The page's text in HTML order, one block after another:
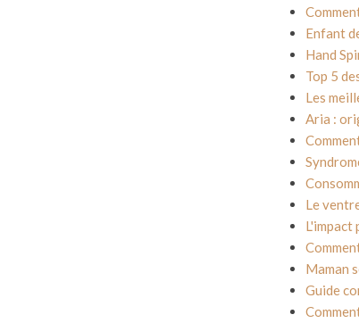
Enfant
Hand
Top 5
Les
Aria :
Le
Maman
Guide